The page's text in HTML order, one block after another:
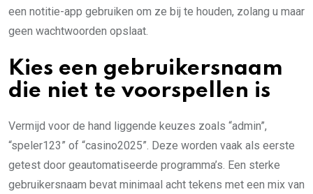
een notitie-app gebruiken om ze bij te houden, zolang u maar
geen wachtwoorden opslaat.
Kies een gebruikersnaam
die niet te voorspellen is
Vermijd voor de hand liggende keuzes zoals “admin”,
“speler123” of “casino2025”. Deze worden vaak als eerste
getest door geautomatiseerde programma’s. Een sterke
gebruikersnaam bevat minimaal acht tekens met een mix van